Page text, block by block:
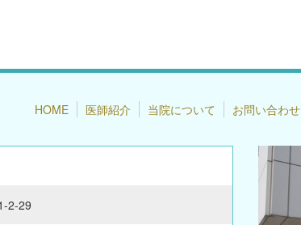
HOME 医師紹介 当院について お問い合わせ
2-29